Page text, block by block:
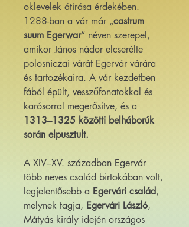
oklevelek átírása érdekében.
1288-ban a vár már „castrum
suum Egerwar” néven szerepel,
amikor János nádor elcserélte
polosniczai várát Egervár várára
és tartozékaira. A vár kezdetben
fából épült, vesszőfonatokkal és
karósorral megerősítve, és a
1313–1325 közötti belháborúk
során elpusztult.
A XIV–XV. században Egervár
több neves család birtokában volt,
legjelentősebb a Egervári család,
melynek tagja, Egervári László,
Mátyás király idején országos